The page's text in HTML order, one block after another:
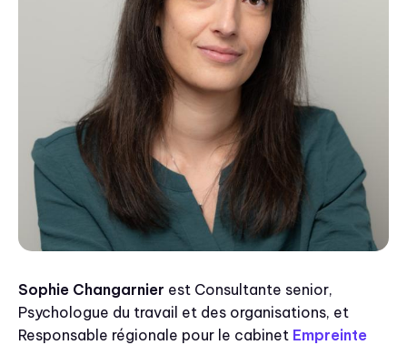
Sophie Changarnier est Consultante senior,
Psychologue du travail et des organisations, et
Responsable régionale pour le cabinet Empreinte